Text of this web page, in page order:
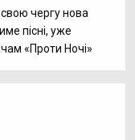
чергу нова
пісні, уже
«Проти Ночі»